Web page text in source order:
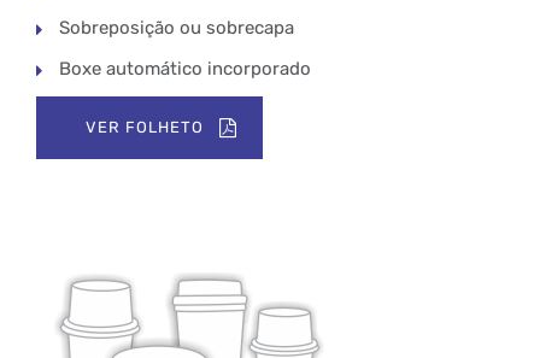
Sobreposição ou sobrecapa
Boxe automático incorporado
VER FOLHETO